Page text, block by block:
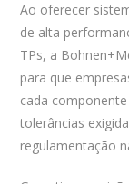
Ao oferecer
de alta
TPs, a
para que
cada
tolerâncias
regulamentação